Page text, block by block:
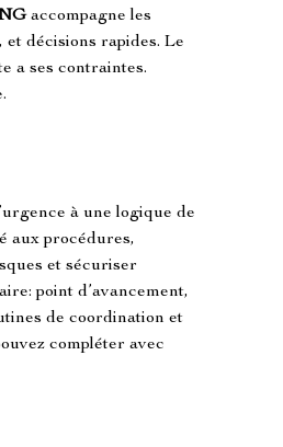
accompagne les
décisions rapides. Le
a ses contraintes.
à une logique de
aux procédures,
et sécuriser
point d’avancement,
de coordination et
compléter avec